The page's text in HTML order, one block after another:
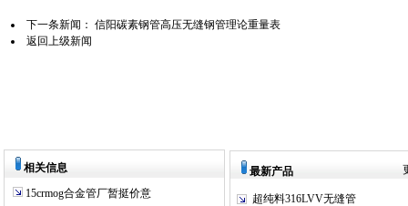
下一条新闻： 信阳碳素钢管高压无缝钢管理论重量表
返回上级新闻
相关信息
15crmog合金管厂暂挺价意
最新产品
超纯料316LVV无缝管